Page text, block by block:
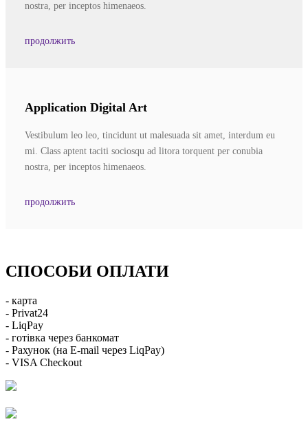
nostra, per inceptos himenaeos.
продолжить
Application Digital Art
Vestibulum leo leo, tincidunt ut malesuada sit amet, interdum eu
mi. Class aptent taciti sociosqu ad litora torquent per conubia
nostra, per inceptos himenaeos.
продолжить
СПОСОБИ ОПЛАТИ
- карта
- Privat24
- LiqPay
- готівка через банкомат
- Рахунок (на E-mail через LiqPay)
- VISA Checkout